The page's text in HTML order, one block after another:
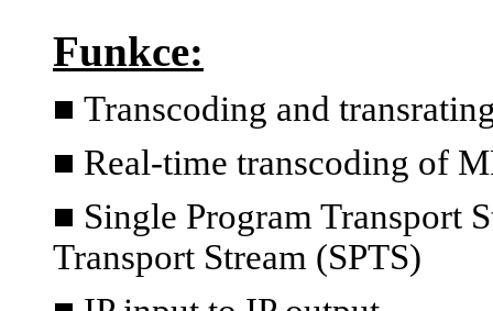
Funkce:
■ Transcoding and
■ Real-time transcoding of
■ Single Program Transport
Transport Stream (SPTS)